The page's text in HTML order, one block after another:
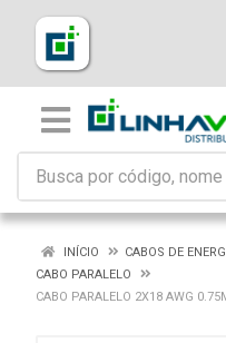
INÍCIO
CABOS DE
CABO PARALELO
CABO PARALELO 2X18 AWG